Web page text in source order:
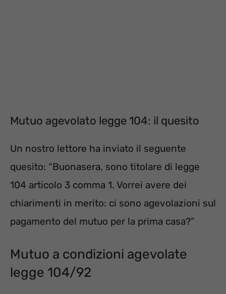
Mutuo agevolato legge 104: il quesito
Un nostro lettore ha inviato il seguente
quesito: “Buonasera, sono titolare di legge
104 articolo 3 comma 1. Vorrei avere dei
chiarimenti in merito: ci sono agevolazioni sul
pagamento del mutuo per la prima casa?”
Mutuo a condizioni agevolate
legge 104/92